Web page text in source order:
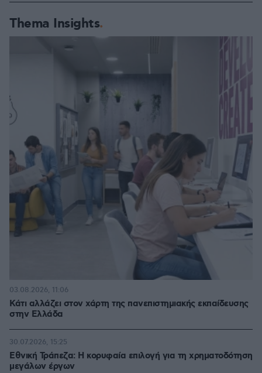
Thema Insights
Κάτι αλλάζει στον χάρτη της πανεπιστημιακής εκπαίδευσης
στην Ελλάδα
03.08.2026, 11:06
Εθνική Τράπεζα: Η κορυφαία επιλογή για τη χρηματοδότηση
μεγάλων έργων
30.07.2026, 15:25